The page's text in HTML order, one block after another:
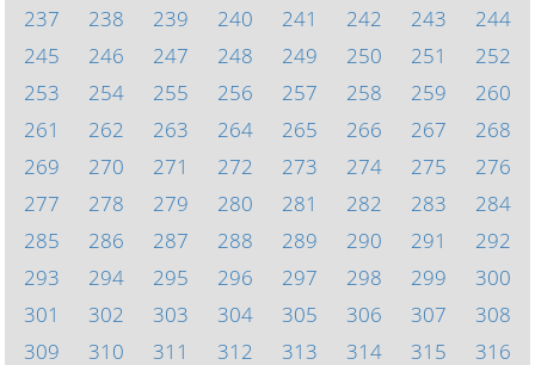
237
238 239 240 241 242 243
244
245
246 247 248 249 250 251
252
253
254 255 256 257 258 259
260
261
262 263 264 265 266 267
268
269
270 271 272 273 274 275
276
277
278 279 280 281 282 283
284
285
286 287 288 289 290 291
292
293
294 295 296 297 298 299
300
301
302 303 304 305 306 307
308
309
310 311 312 313 314 315
316